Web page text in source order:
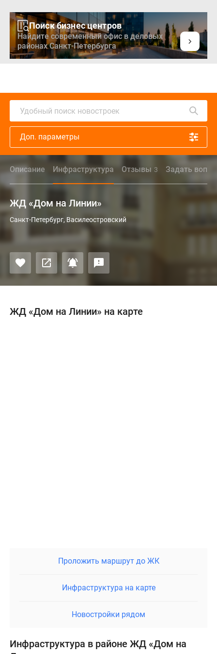
Поиск бизнес центров
Найдите современный офис в деловых
районах Санкт-Петербурга
Удобный поиск новостроек
Доп. параметры
Описание Инфраструктура Отзывы 3 Задать
ЖД «Дом на Линии»
Санкт-Петербург, Василеостровский
ЖД «Дом на Линии» на карте
Проложить маршрут до ЖК
Инфраструктура на карте
Новостройки рядом
Инфраструктура в районе ЖД «Дом на